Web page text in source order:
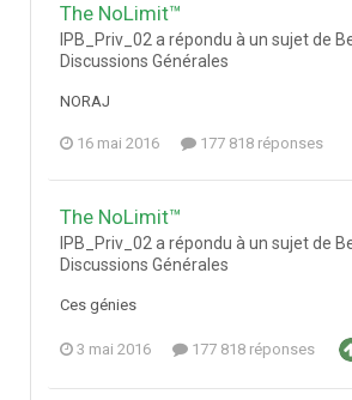
The NoLimit™
IPB_Priv_02 a répondu à un sujet de
Discussions Générales
NORAJ
16 mai 2016 177 818 réponses
The NoLimit™
IPB_Priv_02 a répondu à un sujet de
Discussions Générales
Ces génies
3 mai 2016 177 818 réponses